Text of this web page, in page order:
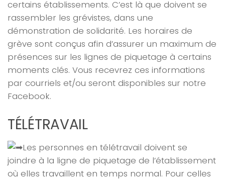
certains établissements. C’est là que doivent se
rassembler les grévistes, dans une
démonstration de solidarité. Les horaires de
grève sont conçus afin d’assurer un maximum de
présences sur les lignes de piquetage à certains
moments clés. Vous recevrez ces informations
par courriels et/ou seront disponibles sur notre
Facebook.
TÉLÉTRAVAIL
Les personnes en télétravail doivent se
joindre à la ligne de piquetage de l’établissement
où elles travaillent en temps normal. Pour celles